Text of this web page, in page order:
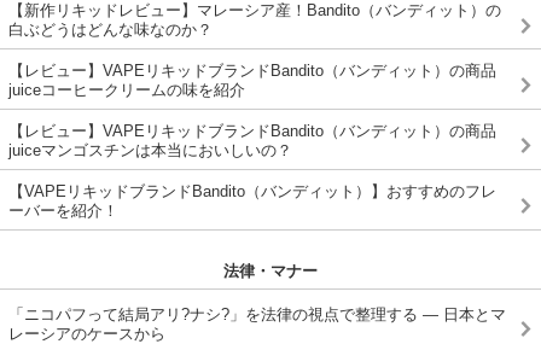
【新作リキッドレビュー】マレーシア産！Bandito（バンディット）の
白ぶどうはどんな味なのか？
【レビュー】VAPEリキッドブランドBandito（バンディット）の商品
juiceコーヒークリームの味を紹介
【レビュー】VAPEリキッドブランドBandito（バンディット）の商品
juiceマンゴスチンは本当においしいの？
【VAPEリキッドブランドBandito（バンディット）】おすすめのフレ
ーバーを紹介！
法律・マナー
「ニコパフって結局アリ?ナシ?」を法律の視点で整理する ― 日本とマ
レーシアのケースから